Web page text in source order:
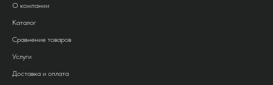
О компании
Каталог
Сравнение товаров
Услуги
Доставка и оплата